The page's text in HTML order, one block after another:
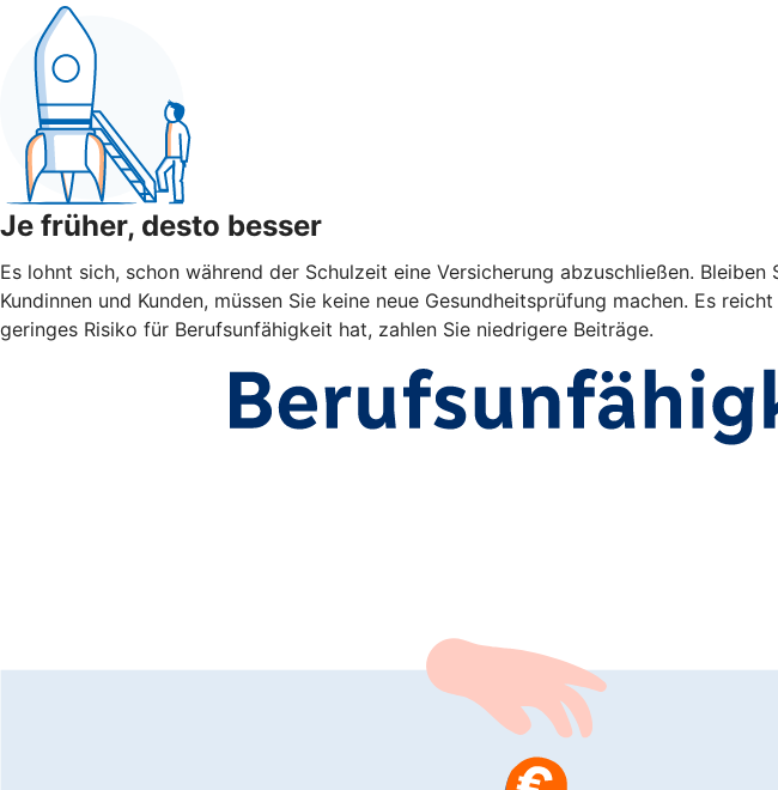
Je früher, desto besser
Es lohnt sich, schon während der Schulzeit eine Versicherung abzuschließen.
Kundinnen und Kunden, müssen Sie keine neue Gesundheitsprüfung machen. Es
geringes Risiko für Berufsunfähigkeit hat, zahlen Sie niedrigere Beiträge.